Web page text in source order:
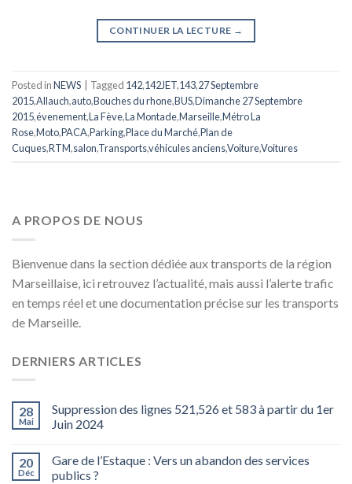
CONTINUER LA LECTURE →
Posted inNEWS | Tagged 142,142JET,143,27 Septembre
2015,Allauch,auto,Bouches du rhone,BUS,Dimanche 27 Septembre
2015,évenement,La Fève,La Montade,Marseille,Métro La
Rose,Moto,PACA,Parking,Place du Marché,Plan de
Cuques,RTM,salon,Transports,véhicules anciens,Voiture,Voitures
A PROPOS DE NOUS
Bienvenue dans la section dédiée aux transports de la région
Marseillaise, ici retrouvez l’actualité, mais aussi l’alerte trafic
en temps réel et une documentation précise sur les transports
de Marseille.
DERNIERS ARTICLES
28
Mai
Suppression des lignes 521,526 et 583 à partir du 1er
Juin 2024
20
Déc
Gare de l’Estaque : Vers un abandon des services
publics ?